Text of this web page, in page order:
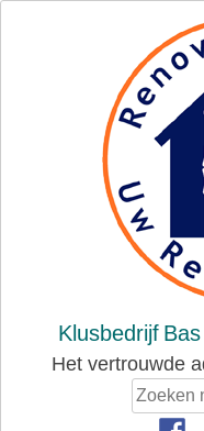
Klusbedrijf
Het vertrouwde